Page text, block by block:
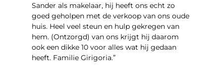
Sander als makelaar, hij heeft ons echt zo
goed geholpen met de verkoop van ons oude
huis. Heel veel steun en hulp gekregen van
hem. (Ontzorgd) van ons krijgt hij daarom
ook een dikke 10 voor alles wat hij gedaan
heeft. Familie Girigoria.”